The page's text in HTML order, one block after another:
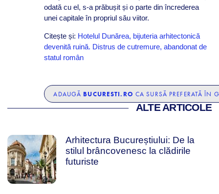
odată cu el, s-a prăbușit și o parte din încrederea
unei capitale în propriul său viitor.
Citește și: Hotelul Dunărea, bijuteria arhitectonică
devenită ruină. Distrus de cutremure, abandonat de
statul român
ADAUGĂ BUCURESTI.RO CA SURSĂ PREFERATĂ ÎN
ALTE ARTICOLE
Arhitectura Bucureștiului: De la
stilul brâncovenesc la clădirile
futuriste